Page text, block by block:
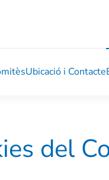
Ubicació i Contacte
del